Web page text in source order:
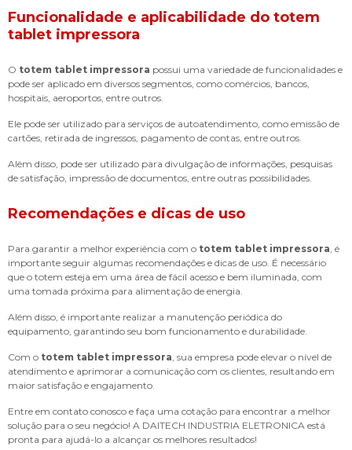
Funcionalidade e aplicabilidade do totem
tablet impressora
O totem tablet impressora possui uma variedade de funcionalidades e
pode ser aplicado em diversos segmentos, como comércios, bancos,
hospitais, aeroportos, entre outros.
Ele pode ser utilizado para serviços de autoatendimento, como emissão de
cartões, retirada de ingressos, pagamento de contas, entre outros.
Além disso, pode ser utilizado para divulgação de informações, pesquisas
de satisfação, impressão de documentos, entre outras possibilidades.
Recomendações e dicas de uso
Para garantir a melhor experiência com o totem tablet impressora , é
importante seguir algumas recomendações e dicas de uso. É necessário
que o totem esteja em uma área de fácil acesso e bem iluminada, com
uma tomada próxima para alimentação de energia.
Além disso, é importante realizar a manutenção periódica do
equipamento, garantindo seu bom funcionamento e durabilidade.
Com o totem tablet impressora , sua empresa pode elevar o nível de
atendimento e aprimorar a comunicação com os clientes, resultando em
maior satisfação e engajamento.
Entre em contato conosco e faça uma cotação para encontrar a melhor
solução para o seu negócio! A DAITECH INDUSTRIA ELETRONICA está
pronta para ajudá-lo a alcançar os melhores resultados!